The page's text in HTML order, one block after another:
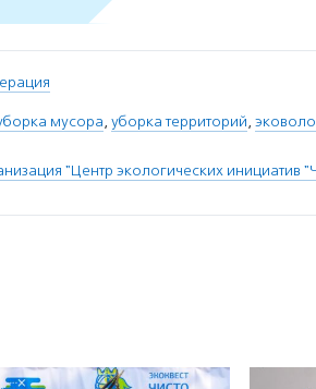
мусора, уборка территорий,
"Центр экологических инициатив